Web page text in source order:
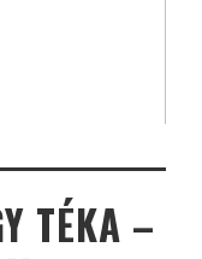
TÉKA –